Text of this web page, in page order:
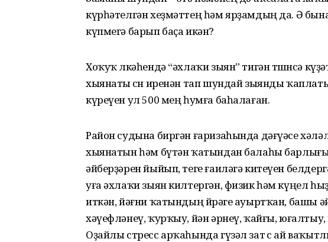
күрһәтелгән хеҙмәттең һәм ярҙамдың да. Ә
күпмегә барып баҫа икән?
Хоҡуҡ өлкәһендә “әхлаҡи зыян” тигән төшөнсә
хыянаты өсөн иренән тап шундай зыянды
күреүен ул 500 мең һумға баһалаған.
Район судына биргән ғаризаһында дәғүәсе
хыянатын һәм бүтән ҡатындан балаһы
әйберҙәрен йыйып, теге ғаиләгә китеүен
уға әхлаҡи зыян килтергән, физик һәм күңел
иткән, йәғни ҡатындың йөрәге ауыртҡан, башы
хәүефләнеү, ҡурҡыу, йән әрнеү, ҡайғы, юғалтыу,
Оҙайлы стресс арҡаһында гүзәл зат өс ай